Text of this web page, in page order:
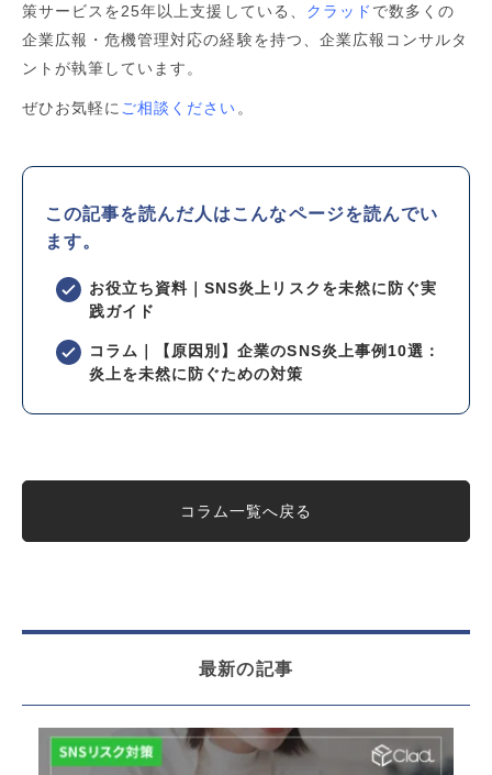
策サービスを25年以上支援している、 クラッド で数多くの
企業広報・危機管理対応の経験を持つ、企業広報コンサルタ
ントが執筆しています。
ぜひお気軽に ご相談ください 。
この記事を読んだ人はこんなページを読んでい
ます。
お役立ち資料｜SNS炎上リスクを未然に防ぐ実
践ガイド
コラム｜【原因別】企業のSNS炎上事例10選：
炎上を未然に防ぐための対策
コラム一覧へ戻る
最新の記事